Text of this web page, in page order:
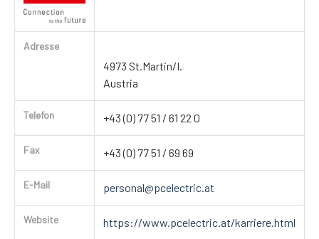
Adresse
4973 St.Martin/I.
Austria
Telefon +43 (0) 77 51 / 61 22 0
Fax +43 (0) 77 51 / 69 69
E-Mail personal@pcelectric.at
Website https://www.pcelectric.at/karriere.html